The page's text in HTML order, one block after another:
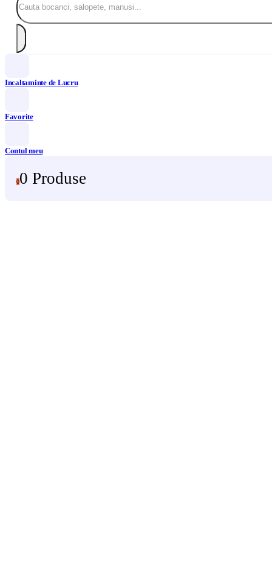
Incaltaminte de Lucru
Favorite
Contul meu
00 Produse